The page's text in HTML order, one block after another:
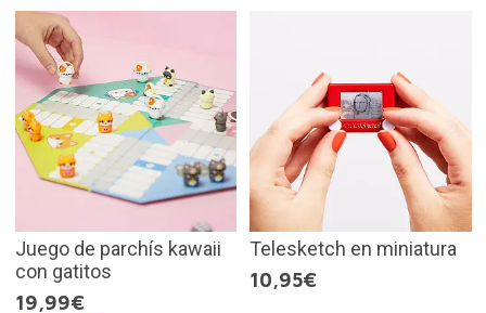
Juego de parchís kawaii
con gatitos
19,99€
Telesketch en miniatura
10,95€